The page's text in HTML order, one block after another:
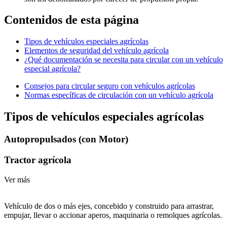
Contenidos de esta página
Tipos de vehículos especiales agrícolas
Elementos de seguridad del vehículo agrícola
¿Qué documentación se necesita para circular con un vehículo
especial agrícola?
Consejos para circular seguro con vehículos agrícolas
Normas específicas de circulación con un vehículo agrícola
Tipos de vehículos especiales agrícolas
Autopropulsados (con Motor)
Tractor agrícola
Ver más
Vehículo de dos o más ejes, concebido y construido para arrastrar,
empujar, llevar o accionar aperos, maquinaria o remolques agrícolas.